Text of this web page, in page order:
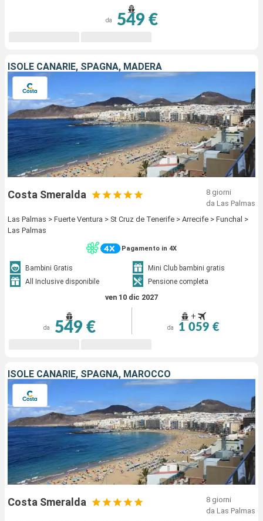
da 549 €
ISOLE CANARIE, SPAGNA, MADERA
Costa Smeralda
8 giorni
da Las Palmas
Las Palmas > Fuerte Ventura > St Cruz de Tenerife > Arrecife > Funchal >
Las Palmas
Pagamento in 4X
Bambini Gratis
Mini Club bambini gratis
All Inclusive disponibile
Pensione completa
ven 10 dic 2027
da 549 €
+
da 1 059 €
ISOLE CANARIE, SPAGNA, MAROCCO
Costa Smeralda
8 giorni
da Las Palmas